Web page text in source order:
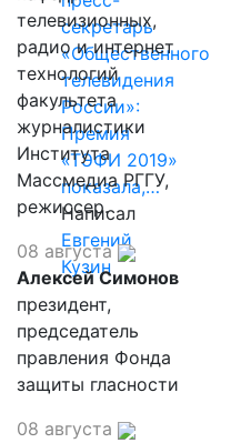
секретарь
«Общественного
телевидения
России»:
Премия
«ТЭФИ 2019»
показала,…
Написал
Евгений
Кузин
телевизионных,
радио и интернет
технологий
факультета
журналистики
Института
Массмедиа РГГУ,
режиссер.
08 августа
Алексей Симонов
президент,
председатель
правления Фонда
защиты гласности
08 августа